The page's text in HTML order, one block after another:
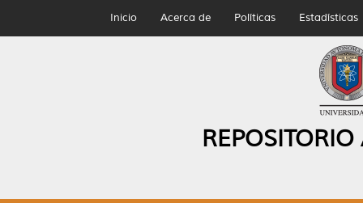
Inicio Acerca de Políticas Estadísticas